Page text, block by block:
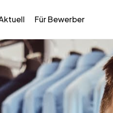
Für Bewerber